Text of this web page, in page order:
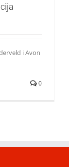
i Avon
0